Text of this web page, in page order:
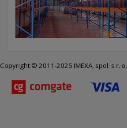
Copyright © 2011-2025 IMEXA, spol. s r. o.